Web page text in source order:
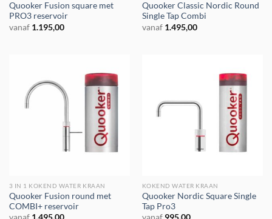
Quooker Fusion square met
PRO3 reservoir
vanaf 1.195,00
Quooker Classic Nordic Round
Single Tap Combi
vanaf 1.495,00
3 IN 1 KOKEND WATER KRAAN
Quooker Fusion round met
COMBI+ reservoir
KOKEND WATER KRAAN
Quooker Nordic Square Single
Tap Pro3